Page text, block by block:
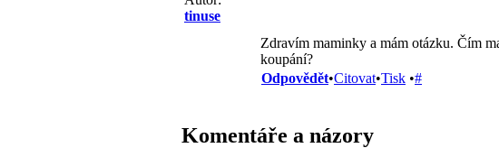
tinuse
Zdravím maminky a mám otázku. Čím
koupání?
Odpovědět•Citovat•Tisk •#
Komentáře a názory